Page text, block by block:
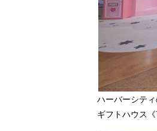
ハーバーシテ
ギフトハウス